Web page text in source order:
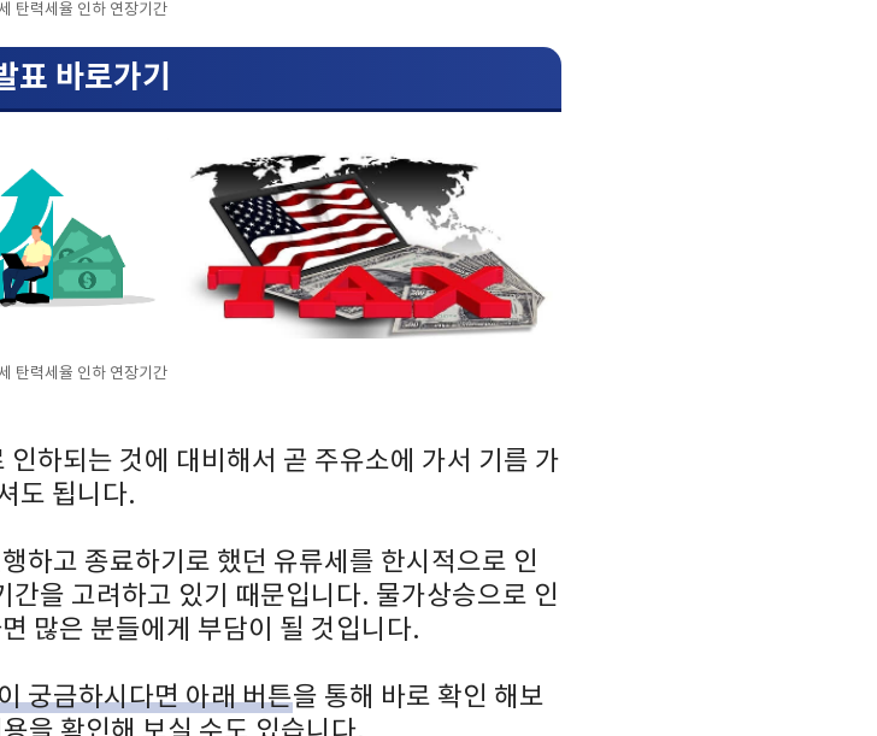
탄력세율 인하 연장기간
표 바로가기
탄력세율 인하 연장기간
하되는 것에 대비해서 곧 주유소에 가서 기름 가
도 됩니다.
하고 종료하기로 했던 유류세를 한시적으로 인
을 고려하고 있기 때문입니다. 물가상승으로 인
많은 분들에게 부담이 될 것입니다.
궁금하시다면 아래 버튼을 통해 바로 확인 해보